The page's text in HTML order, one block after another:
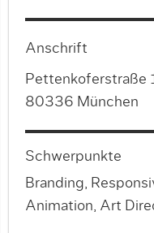
Anschrift
Pettenkoferstraße
80336 München
Schwerpunkte
Branding,
Animation, Art